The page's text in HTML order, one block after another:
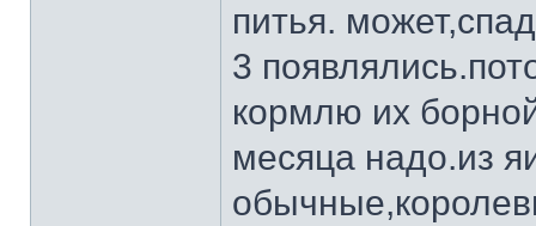
питья.
3
кормлю их
месяца надо.из